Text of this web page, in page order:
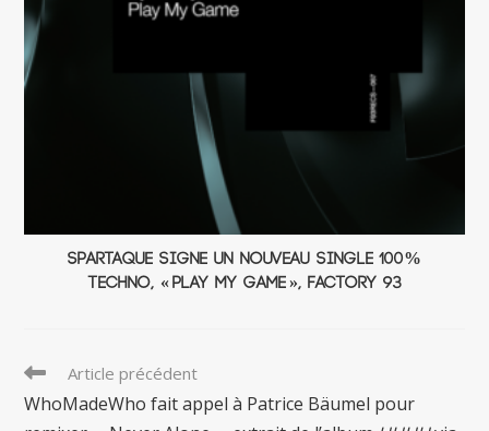
Spartaque signe un nouveau single 100%
techno, « Play My Game », Factory 93
Read
articles
Article précédent
WhoMadeWho fait appel à Patrice Bäumel pour